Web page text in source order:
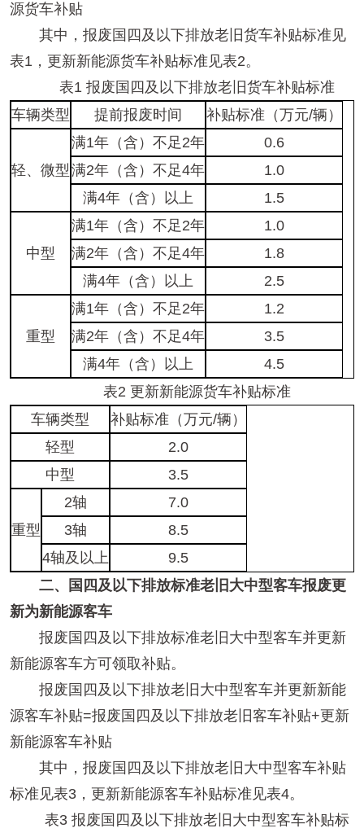
源货车补贴
其中，报废国四及以下排放老旧货车补贴标准见
表1，更新新能源货车补贴标准见表2。
表1 报废国四及以下排放老旧货车补贴标准
车辆类型
提前报废时间 补贴标准（万元/辆）
轻、微型
满1年（含）不足2年
0.6
满2年（含）不足4年
1.0
满4年（含）以上
1.5
中型
满1年（含）不足2年
1.0
满2年（含）不足4年
1.8
满4年（含）以上
2.5
重型
满1年（含）不足2年
1.2
满2年（含）不足4年
3.5
满4年（含）以上
4.5
表2 更新新能源货车补贴标准
车辆类型
补贴标准（万元/辆）
轻型
2.0
中型
3.5
重型
2轴
7.0
3轴
8.5
4轴及以上
9.5
二、国四及以下排放标准老旧大中型客车报废更
新为新能源客车
报废国四及以下排放标准老旧大中型客车并更新
新能源客车方可领取补贴。
报废国四及以下排放老旧大中型客车并更新新能
源客车补贴=报废国四及以下排放老旧客车补贴+更新
新能源客车补贴
其中，报废国四及以下排放老旧大中型客车补贴
标准见表3，更新新能源客车补贴标准见表4。
表3 报废国四及以下排放老旧大中型客车补贴标